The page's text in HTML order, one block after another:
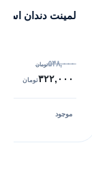
لمینت دندان
۵۴۸,۰۰۰تومان
۳۲۲,۰۰۰تومان
موجود